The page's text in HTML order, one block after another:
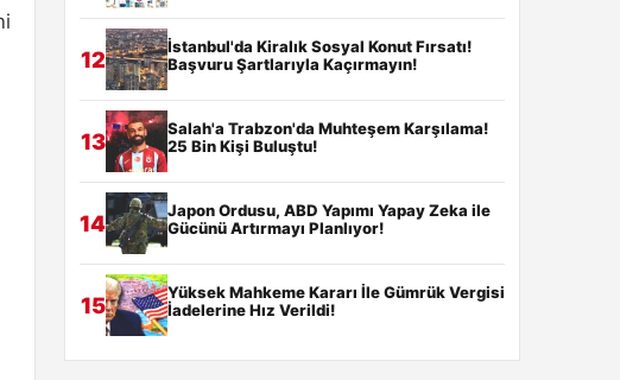
12
İstanbul'da Kiralık Sosyal Konut Fırsatı!
Başvuru Şartlarıyla Kaçırmayın!
13
Salah'a Trabzon'da Muhteşem Karşılama!
25 Bin Kişi Buluştu!
14
Japon Ordusu, ABD Yapımı Yapay Zeka ile
Gücünü Artırmayı Planlıyor!
15
Yüksek Mahkeme Kararı İle Gümrük Vergisi
İadelerine Hız Verildi!